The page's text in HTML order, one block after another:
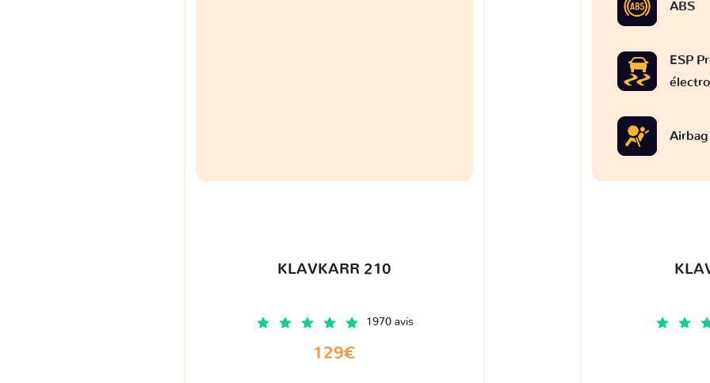
KLAVKARR 210
1970 avis
129€
ABS
ESP
Airbag